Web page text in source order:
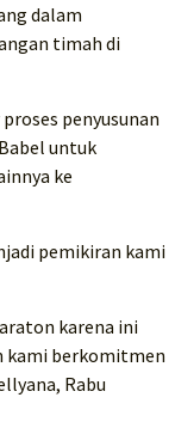
dalam
timah di
penyusunan
untuk
ke
pemikiran kami
karena ini
kami berkomitmen
Rabu